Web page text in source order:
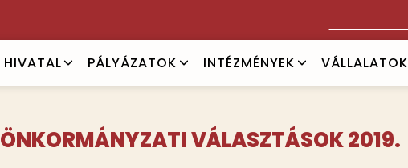
HIVATAL PÁLYÁZATOK INTÉZMÉNYEK VÁLLALATOK
ÖNKORMÁNYZATI VÁLASZTÁSOK 2019.